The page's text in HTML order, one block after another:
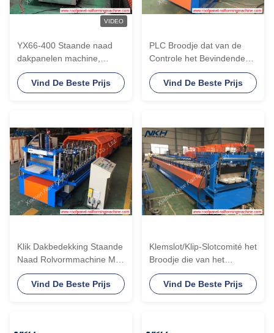
VIDEO
YX66-400 Staande naad
dakpanelen machine,
Aluminium rollen vormen
machines
Vind De Beste Prijs
PLC Broodje dat van de
Controle het Bevindende
Naad het Comité van
Machineklik met het
Vind De Beste Prijs
Klik Dakbedekking Staande
Naad Rolvormmachine Met
Fasten Clip 12 maanden
garantie
Vind De Beste Prijs
Klemslot/Klip-Slotcomité het
Broodje die van het
Dakwerkblad Machine met
75mm Schachtdiameter
Vind De Beste Prijs